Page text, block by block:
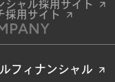
シャル採用サイト
採用サイト
フィナンシャル